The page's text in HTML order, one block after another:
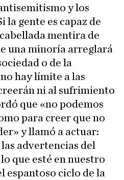
y los
la gente es capaz de
mentira de
una minoría arreglará
o de la
hay límite a las
ni al sufrimiento
que «no podemos
para creer que no
y llamó a actuar:
advertencias del
que esté en nuestro
espantoso ciclo de la